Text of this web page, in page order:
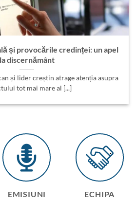
și provocările credinței: un apel
la discernământ
și lider creștin atrage atenția asupra
tot mai mare al [...]
EMISIUNI
ECHIPA